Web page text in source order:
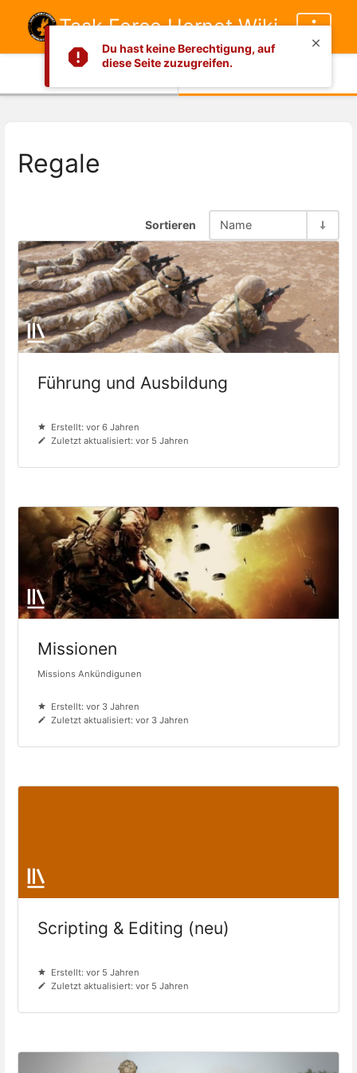
Du hast keine Berechtigung, auf
diese Seite zuzugreifen.
Task Force Hornet Wiki
Regale
Sortieren Name
Führung und Ausbildung
Erstellt: vor 6 Jahren
Zuletzt aktualisiert: vor 5 Jahren
Missionen
Missions Ankündigunen
Erstellt: vor 3 Jahren
Zuletzt aktualisiert: vor 3 Jahren
Scripting & Editing (neu)
Erstellt: vor 5 Jahren
Zuletzt aktualisiert: vor 5 Jahren